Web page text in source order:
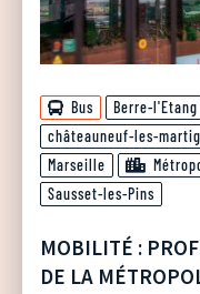
Bus Berre-l'Etang
châteauneuf-les-
Marseille
Sausset-les-Pins
MOBILITÉ :
DE LA